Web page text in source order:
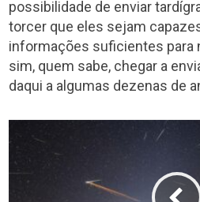
possibilidade de enviar
torcer que eles sejam
informações suficientes para
sim, quem sabe, chegar a
daqui a algumas dezenas de